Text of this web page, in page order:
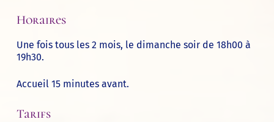
Horaires
Une fois tous les 2 mois, le dimanche soir de 18h00 à
19h30.
Accueil 15 minutes avant.
Tarifs